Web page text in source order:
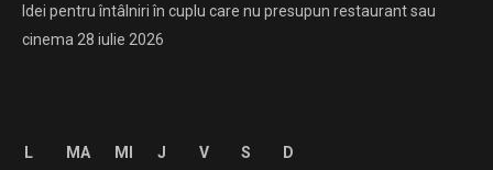
Idei pentru întâlniri în cuplu care nu presupun restaurant sau
cinema 28 iulie 2026
L MA MI J V S D